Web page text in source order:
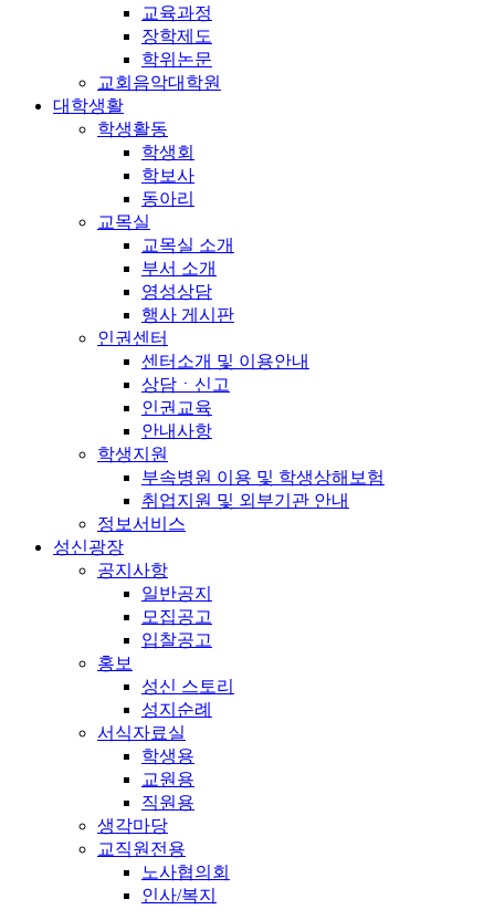
교육과정
장학제도
학위논문
교회음악대학원
대학생활
학생활동
학생회
학보사
동아리
교목실
교목실 소개
부서 소개
영성상담
행사 게시판
인권센터
센터소개 및 이용안내
상담ㆍ신고
인권교육
안내사항
학생지원
부속병원 이용 및 학생상해보험
취업지원 및 외부기관 안내
정보서비스
성신광장
공지사항
일반공지
모집공고
입찰공고
홍보
성신 스토리
성지순례
서식자료실
학생용
교원용
직원용
생각마당
교직원전용
노사협의회
인사/복지